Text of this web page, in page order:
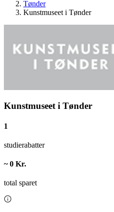
Tønder
Kunstmuseet i Tønder
Kunstmuseet i Tønder
1
studierabatter
~ 0 Kr.
total sparet